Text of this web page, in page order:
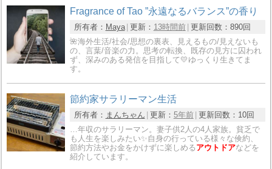
Fragrance of Tao ”永遠なるバランス”の香り
所有者： Maya 更新： 13時間前 更新回数： 890回
🌺海外生活/社会/思想の裏表、見えるもの/見えないも
の、言葉/音楽の力。思考の転換、既存の見方に囚われ
ず、深みのある発信を目指して💛ゆっくり生きてま
す。
節約家サラリーマン生活
所有者： まんちゃん 更新： 5年前 更新回数： 10回
…年収のサラリーマン。妻子供2人の4人家族。貧乏で
も人生を楽しみたい✨自身の行っている様々な倹約、
節約方法やお金をかけずに楽しめるアウトドアなどを
紹介しています。